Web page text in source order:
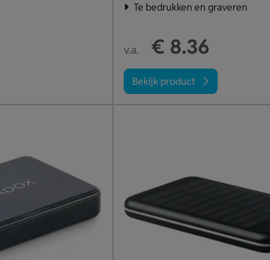
Te bedrukken en graveren
v.a. € 8.36
Bekijk product